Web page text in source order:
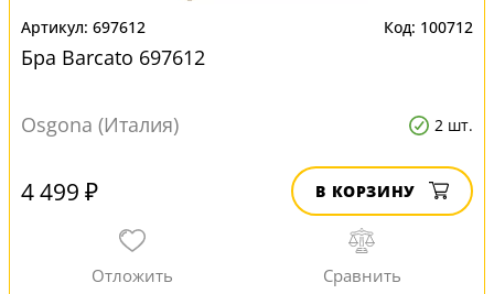
697612 100712
Бра Barcato 697612
Osgona (Италия) 2 шт.
4 499 ₽ В КОРЗИНУ